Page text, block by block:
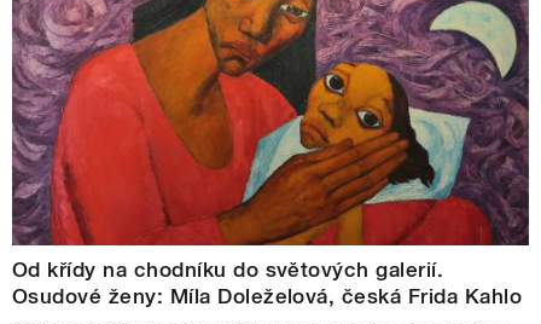
Od křídy na chodníku do světových galerií.
Osudové ženy: Míla Doleželová, česká Frida Kahlo